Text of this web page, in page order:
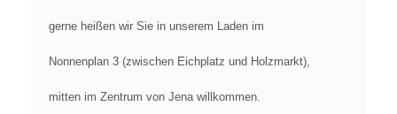
gerne heißen wir Sie in unserem Laden im
Nonnenplan 3 (zwischen Eichplatz und Holzmarkt),
mitten im Zentrum von Jena willkommen.